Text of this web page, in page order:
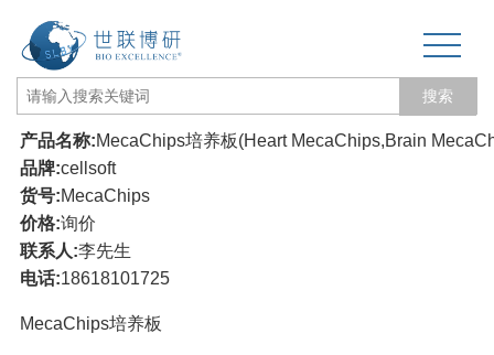
搜索
网站首页
产品名称:MecaChips培养板(Heart MecaChips,Brain
品牌:cellsoft
货号:MecaChips
价格:询价
联系人:李先生
电话:18618101725
MecaChips培养板